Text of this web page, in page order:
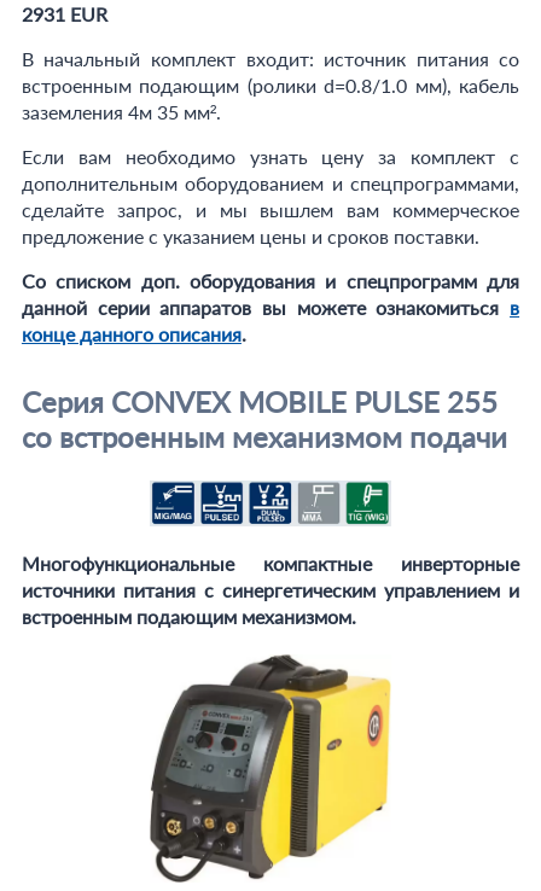
2931 EUR
В начальный комплект входит: источник питания cо
встроенным подающим (ролики d=0.8/1.0 мм), кабель
заземления 4м 35 мм².
Если вам необходимо узнать цену за комплект с
дополнительным оборудованием и спецпрограммами,
сделайте запрос, и мы вышлем вам коммерческое
предложение с указанием цены и сроков поставки.
Со списком доп. оборудования и спецпрограмм для
данной серии аппаратов вы можете ознакомиться в
конце данного описания.
Серия CONVEX MOBILE PULSE 255
со встроенным механизмом подачи
Многофункциональные компактные инверторные
источники питания с синергетическим управлением и
встроенным подающим механизмом.